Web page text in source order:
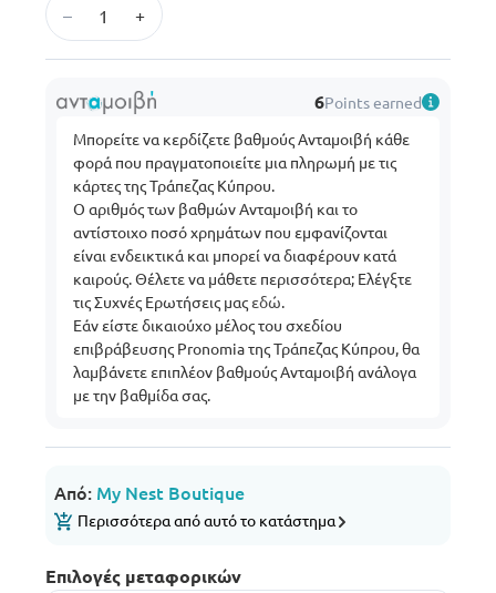
– +
6Points earned
Μπορείτε να κερδίζετε βαθμούς Ανταμοιβή κάθε
φορά που πραγματοποιείτε μια πληρωμή με τις
κάρτες της Τράπεζας Κύπρου.
Ο αριθμός των βαθμών Ανταμοιβή και το
αντίστοιχο ποσό χρημάτων που εμφανίζονται
είναι ενδεικτικά και μπορεί να διαφέρουν κατά
καιρούς. Θέλετε να μάθετε περισσότερα; Ελέγξτε
τις Συχνές Ερωτήσεις μαςεδώ.
Εάν είστε δικαιούχο μέλος του σχεδίου
επιβράβευσης Pronomia της Τράπεζας Κύπρου, θα
λαμβάνετε επιπλέον βαθμούς Ανταμοιβή ανάλογα
με την βαθμίδα σας.
Από: My Nest Boutique
Περισσότερα από αυτό το κατάστημα
Επιλογές μεταφορικών